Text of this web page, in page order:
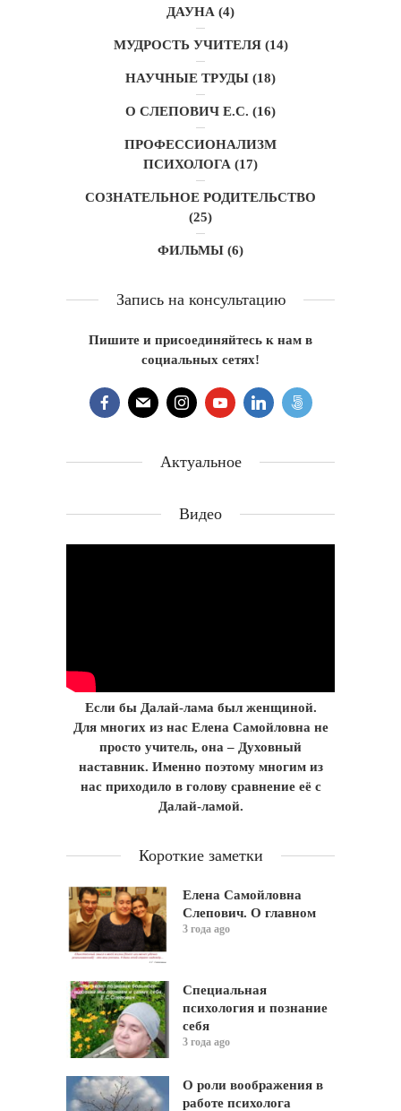
ДАУНА (4)
МУДРОСТЬ УЧИТЕЛЯ(14)
НАУЧНЫЕ ТРУДЫ (18)
О СЛЕПОВИЧ Е.С. (16)
ПРОФЕССИОНАЛИЗМ
ПСИХОЛОГА (17)
СОЗНАТЕЛЬНОЕ РОДИТЕЛЬСТВО
(25)
ФИЛЬМЫ (6)
Запись на консультацию
Пишите и присоединяйтесь к нам в
социальных сетях!
Актуальное
Видео
Если бы Далай-лама был женщиной.
Для многих из нас Елена Самойловна не
просто учитель, она – Духовный
наставник. Именно поэтому многим из
нас приходило в голову сравнение её с
Далай-ламой.
Короткие заметки
Елена Самойловна
Слепович. О главном
3 года ago
Специальная
психология и познание
себя
3 года ago
О роли воображения в
работе психолога